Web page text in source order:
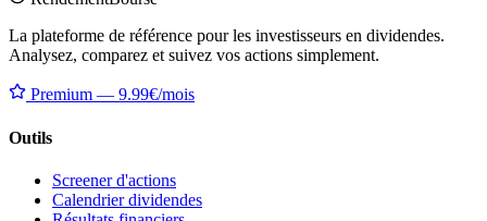
La plateforme de référence pour les investisseurs en dividendes.
Analysez, comparez et suivez vos actions simplement.
Premium — 9.99€/mois
Outils
Screener d'actions
Calendrier dividendes